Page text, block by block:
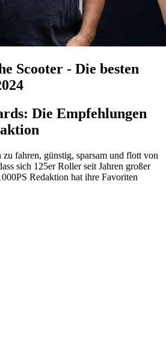
Scooter - Die besten
Die Empfehlungen
fahren, günstig, sparsam und flott von
sich 125er Roller seit Jahren großer
Redaktion hat ihre Favoriten